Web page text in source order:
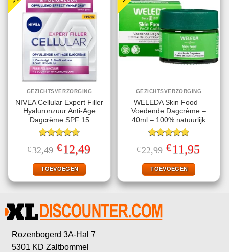
GEZICHTSVERZORGING
NIVEA Cellular Expert Filler
Hyaluronzuur Anti-Age
Dagcrème SPF 15
Gewaardeerd
4.60uit 5
€32,49 Oorspronkelijke
prijs
was:
€32,49.
€12,49Huidige
prijs
TOEVOEGEN
GEZICHTSVERZORGING
WELEDA Skin Food –
Voedende Dagcrème –
40ml – 100% natuurlijk
Gewaardeerd
5.00uit 5
€22,99 Oorspronkelijke
prijs
was:
€22,99.
€11,95prijs
TOEVOEGEN
Rozenbogerd 3A-Hal 7
5301 KD Zaltbommel